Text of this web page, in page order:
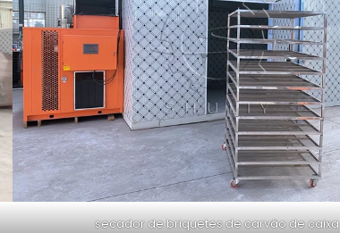
secador de briquetes de carvão de caixa